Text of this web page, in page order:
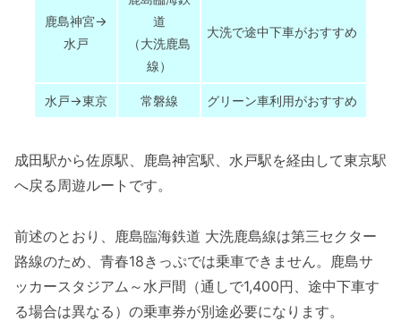
鹿島神宮→
水戸
道
（大洗鹿島
線）
大洗で途中下車がおすすめ
水戸→東京 常磐線 グリーン車利用がおすすめ
成田駅から佐原駅、鹿島神宮駅、水戸駅を経由して東京駅
へ戻る周遊ルートです。
前述のとおり、鹿島臨海鉄道 大洗鹿島線は第三セクター
路線のため、青春18きっぷでは乗車できません。鹿島サ
ッカースタジアム～水戸間（通しで1,400円、途中下車す
る場合は異なる）の乗車券が別途必要になります。